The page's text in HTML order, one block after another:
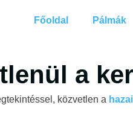
Főoldal Pálmák
a
közvetlen a